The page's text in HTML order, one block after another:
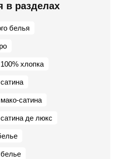
в разделах
белья
хлопка
сатина
де люкс